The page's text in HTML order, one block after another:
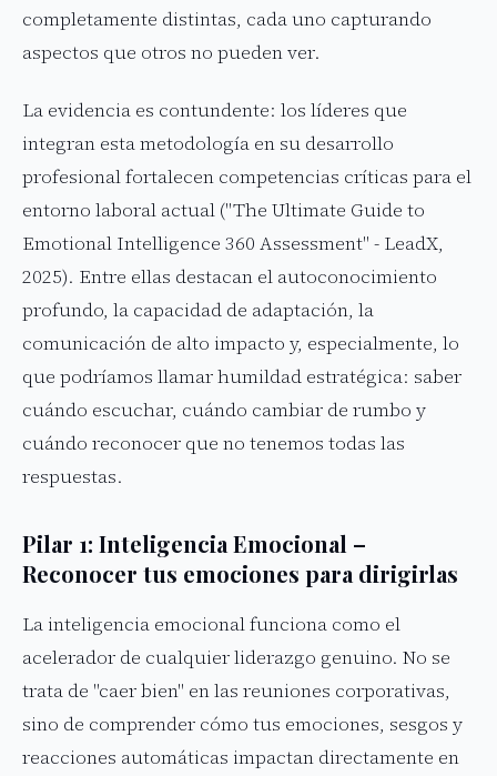
completamente distintas, cada uno capturando
aspectos que otros no pueden ver.
La evidencia es contundente: los líderes que
integran esta metodología en su desarrollo
profesional fortalecen competencias críticas para el
entorno laboral actual ("The Ultimate Guide to
Emotional Intelligence 360 Assessment" - LeadX,
2025). Entre ellas destacan el autoconocimiento
profundo, la capacidad de adaptación, la
comunicación de alto impacto y, especialmente, lo
que podríamos llamar humildad estratégica: saber
cuándo escuchar, cuándo cambiar de rumbo y
cuándo reconocer que no tenemos todas las
respuestas.
Pilar 1: Inteligencia Emocional –
Reconocer tus emociones para dirigirlas
La inteligencia emocional funciona como el
acelerador de cualquier liderazgo genuino. No se
trata de "caer bien" en las reuniones corporativas,
sino de comprender cómo tus emociones, sesgos y
reacciones automáticas impactan directamente en